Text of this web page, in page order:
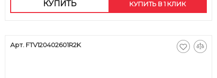
КУПИТЬ КУПИТЬ В 1 КЛИК
Арт. FTV120402601R2K